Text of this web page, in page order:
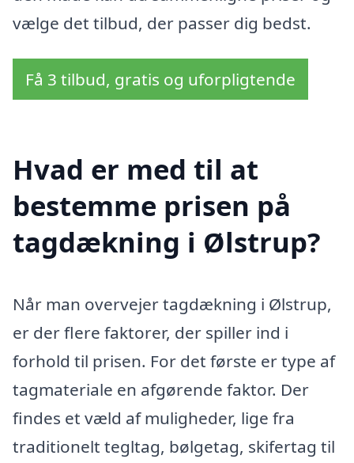
vælge det tilbud, der passer dig bedst.
Få 3 tilbud, gratis og uforpligtende
Hvad er med til at
bestemme prisen på
tagdækning i Ølstrup?
Når man overvejer tagdækning i Ølstrup,
er der flere faktorer, der spiller ind i
forhold til prisen. For det første er type af
tagmateriale en afgørende faktor. Der
findes et væld af muligheder, lige fra
traditionelt tegltag, bølgetag, skifertag til